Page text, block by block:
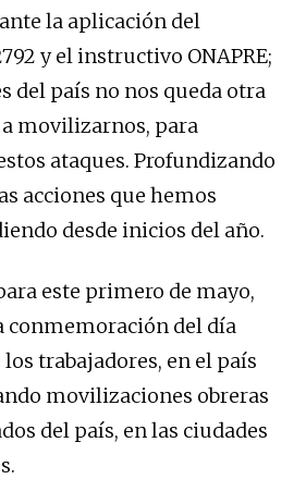
la aplicación del
y el instructivo ONAPRE;
del país no nos queda otra
movilizarnos, para
ataques. Profundizando
acciones que hemos
desde inicios del año.
este primero de mayo,
conmemoración del día
trabajadores, en el país
movilizaciones obreras
del país, en las ciudades